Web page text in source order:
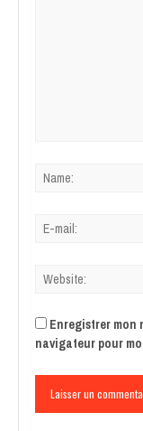
Enregistrer mon
navigateur pour